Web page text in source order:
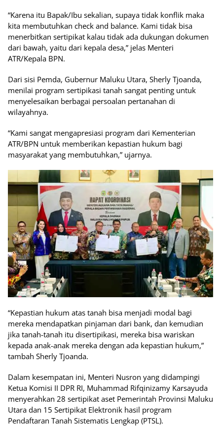
“Karena itu Bapak/Ibu sekalian, supaya tidak konflik maka
kita membutuhkan check and balance. Kami tidak bisa
menerbitkan sertipikat kalau tidak ada dukungan dokumen
dari bawah, yaitu dari kepala desa,” jelas Menteri
ATR/Kepala BPN.
Dari sisi Pemda, Gubernur Maluku Utara, Sherly Tjoanda,
menilai program sertipikasi tanah sangat penting untuk
menyelesaikan berbagai persoalan pertanahan di
wilayahnya.
“Kami sangat mengapresiasi program dari Kementerian
ATR/BPN untuk memberikan kepastian hukum bagi
masyarakat yang membutuhkan,” ujarnya.
“Kepastian hukum atas tanah bisa menjadi modal bagi
mereka mendapatkan pinjaman dari bank, dan kemudian
jika tanah-tanah itu disertipikasi, mereka bisa wariskan
kepada anak-anak mereka dengan ada kepastian hukum,”
tambah Sherly Tjoanda.
Dalam kesempatan ini, Menteri Nusron yang didampingi
Ketua Komisi II DPR RI, Muhammad Rifqinizamy Karsayuda
menyerahkan 28 sertipikat aset Pemerintah Provinsi Maluku
Utara dan 15 Sertipikat Elektronik hasil program
Pendaftaran Tanah Sistematis Lengkap (PTSL).